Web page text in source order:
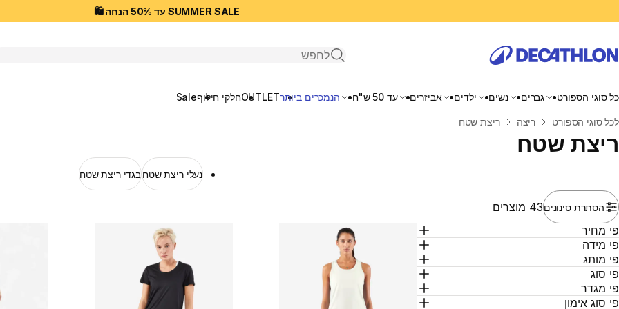
SUMMER SALE עד 50% הנחה 🛍️
פתיחת חיפוש
כל סוגי הספורט גברים נשים ילדים אביזרים עד 50 ש"ח הנמכרים ביותרOUTLETחלקי חילוףSale
בית
לכל סוגי הספורט ריצה ריצת שטח
ריצת שטח
נעלי ריצת שטחבגדי ריצת שטח
הסתרת סינונים43 מוצרים
מחיר
מידה
מותג
סוג
מגדר
סוג אימון